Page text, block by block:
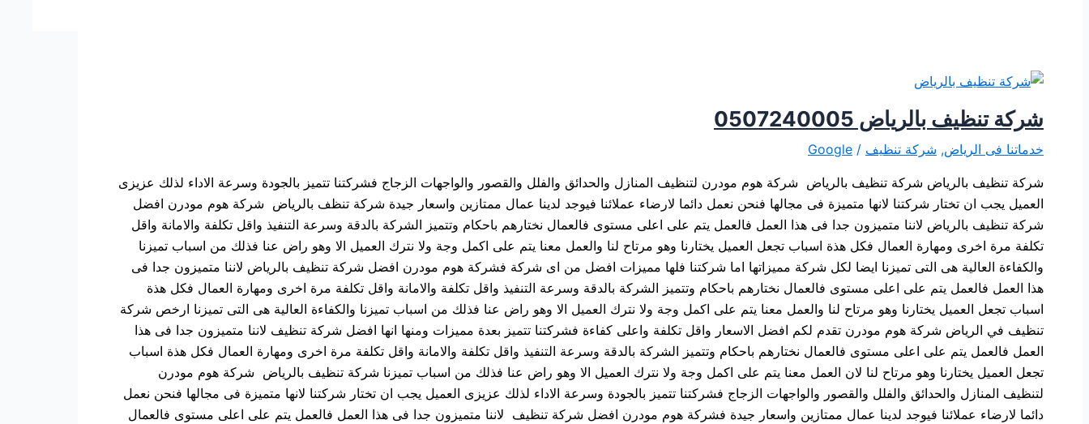
شركة تنظيف بالرياض 0507240005
خدماتنا فى الرياض, شركة تنظيف /
Google
شركة تنظيف بالرياض شركة تنظيف بالرياض شركة هوم مودرن لتنظيف المنازل والحدائق والفلل والقصور والواجهات الزجاج فشركتنا تتميز بالجودة وسرعة الاداء لذلك عزيزى
العميل يجب ان تختار شركتنا لانها متميزة فى مجالها فنحن نعمل دائما لارضاء عملائنا فيوجد لدينا عمال ممتازين واسعار جيدة شركة تنظف بالرياض شركة هوم مودرن افضل
شركة تنظيف بالرياض لاننا متميزون جدا فى هذا العمل فالعمل يتم على اعلى مستوى فالعمال نختارهم باحكام وتتميز الشركة بالدقة وسرعة التنفيذ واقل تكلفة والامانة واقل
تكلفة مرة اخرى ومهارة العمال فكل هذة اسباب تجعل العميل يختارنا وهو مرتاح لنا والعمل معنا يتم على اكمل وجة ولا نترك العميل الا وهو راض عنا فذلك من اسباب تميزنا
والكفاءة العالية هى التى تميزنا ايضا لكل شركة مميزاتها اما شركتنا فلها مميزات افضل من اى شركة فشركة هوم مودرن افضل شركة تنظيف بالرياض لاننا متميزون جدا فى
هذا العمل فالعمل يتم على اعلى مستوى فالعمال نختارهم باحكام وتتميز الشركة بالدقة وسرعة التنفيذ واقل تكلفة والامانة واقل تكلفة مرة اخرى ومهارة العمال فكل هذة
اسباب تجعل العميل يختارنا وهو مرتاح لنا والعمل معنا يتم على اكمل وجة ولا نترك العميل الا وهو راض عنا فذلك من اسباب تميزنا والكفاءة العالية هى التى تميزنا ارخص شركة
تنظيف في الرياض شركة هوم مودرن تقدم لكم افضل الاسعار واقل تكلفة واعلى كفاءة فشركتنا تتميز بعدة مميزات ومنها انها افضل شركة تنظيف لاننا متميزون جدا فى هذا
العمل فالعمل يتم على اعلى مستوى فالعمال نختارهم باحكام وتتميز الشركة بالدقة وسرعة التنفيذ واقل تكلفة والامانة واقل تكلفة مرة اخرى ومهارة العمال فكل هذة اسباب
تجعل العميل يختارنا وهو مرتاح لنا لان العمل معنا يتم على اكمل وجة ولا نترك العميل الا وهو راض عنا فذلك من اسباب تميزنا شركة تنظيف بالرياض شركة هوم مودرن
لتنظيف المنازل والحدائق والفلل والقصور والواجهات الزجاج فشركتنا تتميز بالجودة وسرعة الاداء لذلك عزيزى العميل يجب ان تختار شركتنا لانها متميزة فى مجالها فنحن نعمل
دائما لارضاء عملائنا فيوجد لدينا عمال ممتازين واسعار جيدة فشركة هوم مودرن افضل شركة تنظيف لاننا متميزون جدا فى هذا العمل فالعمل يتم على اعلى مستوى فالعمال